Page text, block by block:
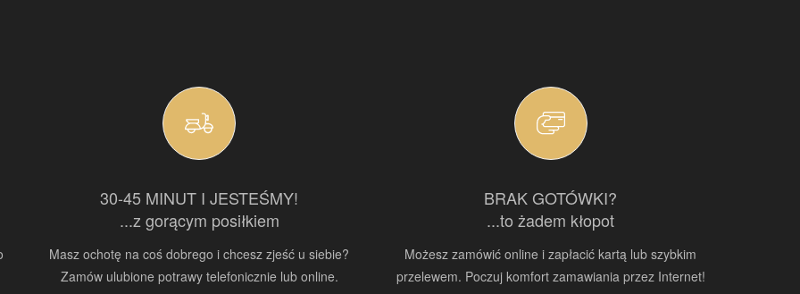
30-45 MINUT I JESTEŚMY!
...z gorącym posiłkiem
Masz ochotę na coś dobrego i chcesz zjeść u siebie?
Zamów ulubione potrawy telefonicznie lub online.
BRAK GOTÓWKI?
...to żadem kłopot
Możesz zamówić online i zapłacić kartą lub szybkim
przelewem. Poczuj komfort zamawiania przez Internet!